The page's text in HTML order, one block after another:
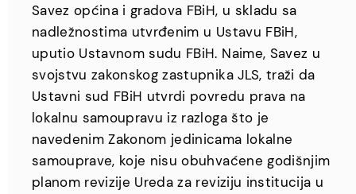
Savez općina i gradova FBiH, u skladu sa
nadležnostima utvrđenim u Ustavu FBiH,
uputio Ustavnom sudu FBiH. Naime, Savez u
svojstvu zakonskog zastupnika JLS, traži da
Ustavni sud FBiH utvrdi povredu prava na
lokalnu samoupravu iz razloga što je
navedenim Zakonom jedinicama lokalne
samouprave, koje nisu obuhvaćene godišnjim
planom revizije Ureda za reviziju institucija u